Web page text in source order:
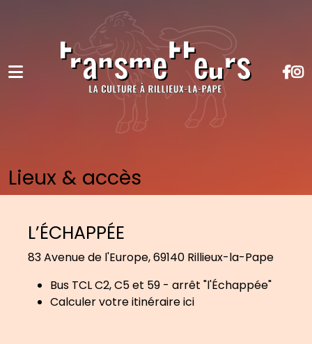
Lieux & accès
L’ÉCHAPPÉE
83 Avenue de l'Europe, 69140 Rillieux-la-Pape
Bus TCL C2, C5 et 59 - arrêt "l'Échappée"
Calculer votre itinéraire ici